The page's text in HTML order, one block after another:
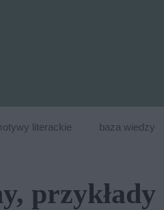
literackie baza wiedzy
przykłady